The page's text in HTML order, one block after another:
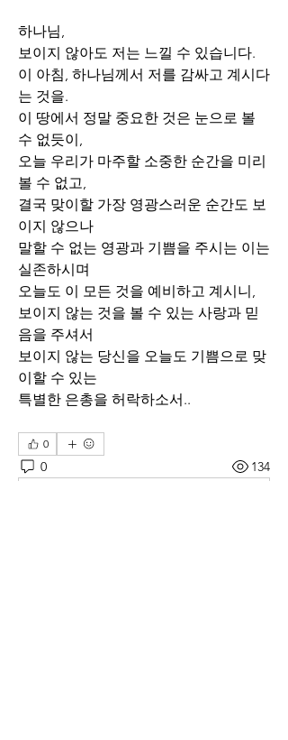
하나님,
보이지 않아도 저는 느낄 수 있습니다.
이 아침, 하나님께서 저를 감싸고 계시다
는 것을.
이 땅에서 정말 중요한 것은 눈으로 볼
수 없듯이,
오늘 우리가 마주할 소중한 순간을 미리
볼 수 없고,
결국 맞이할 가장 영광스러운 순간도 보
이지 않으나
말할 수 없는 영광과 기쁨을 주시는 이는
실존하시며
오늘도 이 모든 것을 예비하고 계시니,
보이지 않는 것을 볼 수 있는 사랑과 믿
음을 주셔서
보이지 않는 당신을 오늘도 기쁨으로 맞
이할 수 있는
특별한 은총을 허락하소서..
0
0 134